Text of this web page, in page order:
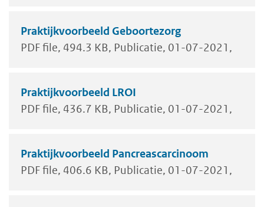
Praktijkvoorbeeld Geboortezorg
PDF file 494.3 KB Publicatie 01-07-2021
Praktijkvoorbeeld LROI
PDF file 436.7 KB Publicatie 01-07-2021
Praktijkvoorbeeld Pancreascarcinoom
PDF file 406.6 KB Publicatie 01-07-2021